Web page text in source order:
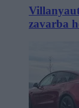
zavarba